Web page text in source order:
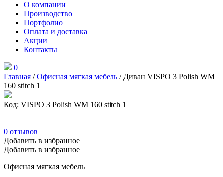
О компании
Производство
Портфолио
Оплата и доставка
Акции
Контакты
0
Главная /Офисная мягкая мебель / Диван VISPO 3 Polish WM
160 stitch 1
Код: VISPO 3 Polish WM 160 stitch 1
0 отзывов
Добавить в избранное
Добавить в избранное
Офисная мягкая мебель